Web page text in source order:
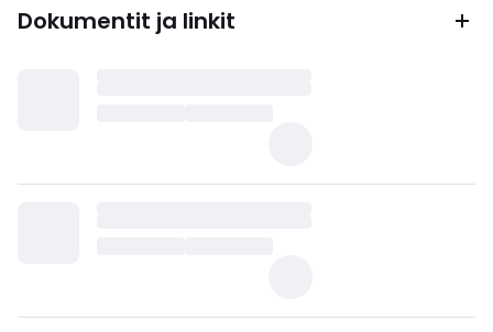
Dokumentit ja linkit